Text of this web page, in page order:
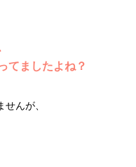
てましたよね？
んが、